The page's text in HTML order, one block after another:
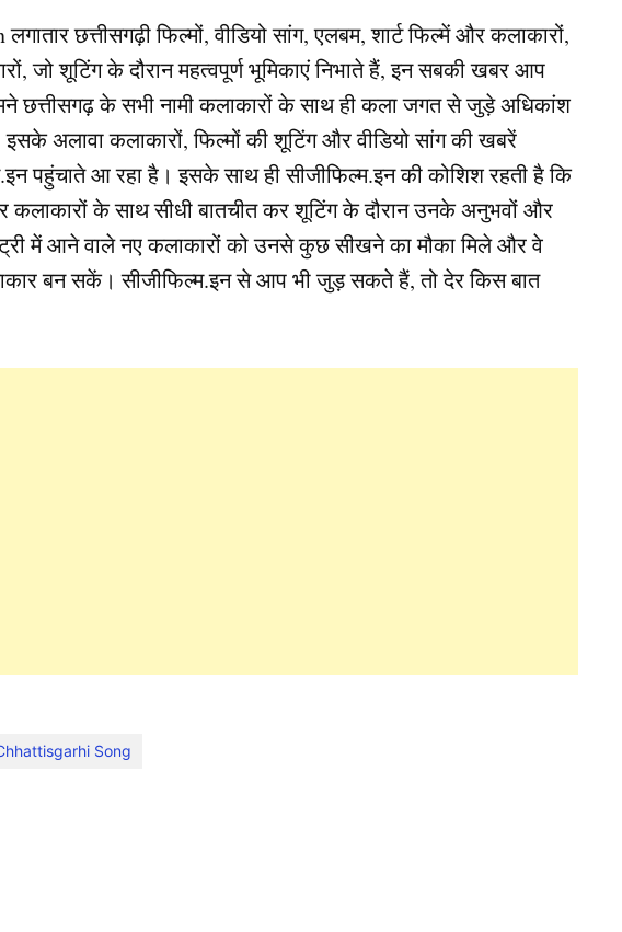
छत्तीसगढ़ी फिल्मों, वीडियो सांग, एलबम, शार्ट फिल्में और कलाकारों,
जो शूटिंग के दौरान महत्वपूर्ण भूमिकाएं निभाते हैं, इन सबकी खबर आप
छत्तीसगढ़ के सभी नामी कलाकारों के साथ ही कला जगत से जुड़े अधिकांश
अलावा कलाकारों, फिल्मों की शूटिंग और वीडियो सांग की खबरें
पहुंचाते आ रहा है। इसके साथ ही सीजीफिल्म.इन की कोशिश रहती है कि
कलाकारों के साथ सीधी बातचीत कर शूटिंग के दौरान उनके अनुभवों और
में आने वाले नए कलाकारों को उनसे कुछ सीखने का मौका मिले और वे
बन सकें। सीजीफिल्म.इन से आप भी जुड़ सकते हैं, तो देर किस बात
Song